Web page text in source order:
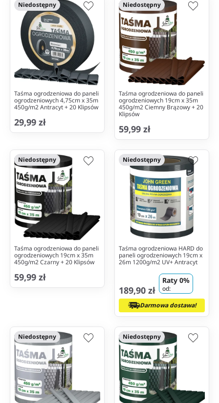
Niedostępny
Taśma ogrodzeniowa do paneli
ogrodzeniowych 4,75cm x 35m
450g/m2 Antracyt + 20 Klipsów
29,99 zł
Niedostępny
Taśma ogrodzeniowa do paneli
ogrodzeniowych 19cm x 35m
450g/m2 Ciemny Brązowy + 20
Klipsów
59,99 zł
Niedostępny
Taśma ogrodzeniowa do paneli
ogrodzeniowych 19cm x 35m
450g/m2 Czarny + 20 Klipsów
59,99 zł
Niedostępny
Taśma ogrodzeniowa HARD do
paneli ogrodzeniowych 19cm x
26m 1200g/m2 UV+ Antracyt
189,90 zł
Raty 0%
od:
Darmowa dostawa!
Niedostępny Niedostępny